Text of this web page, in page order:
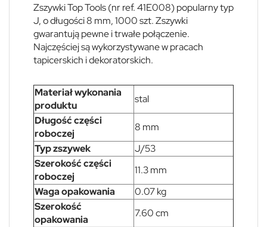
Zszywki Top Tools (nr ref. 41E008) popularny typ
J, o długości 8 mm, 1000 szt. Zszywki
gwarantują pewne i trwałe połączenie.
Najczęściej są wykorzystywane w pracach
tapicerskich i dekoratorskich.
Materiał wykonania
produktu
stal
Długość części
roboczej
8 mm
Typ zszywek
J/53
Szerokość części
roboczej
11.3 mm
Waga opakowania
0.07 kg
Szerokość
opakowania
7.60 cm